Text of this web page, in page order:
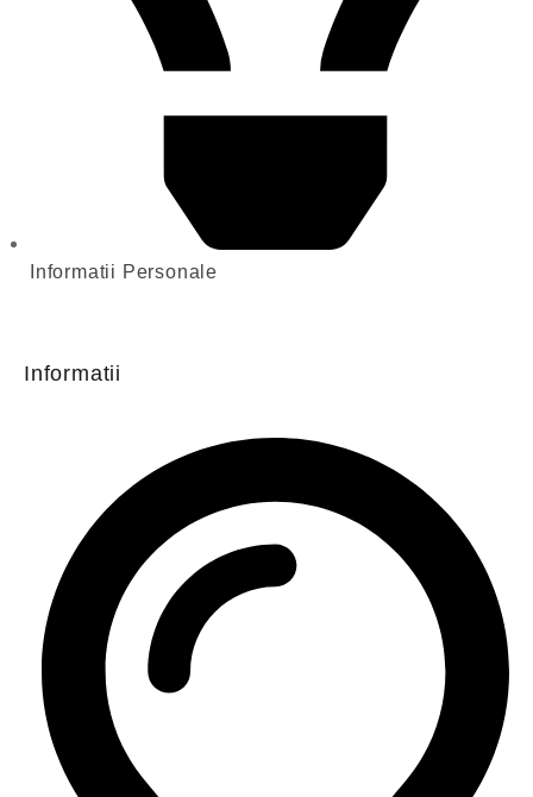
Informatii Personale
Informatii